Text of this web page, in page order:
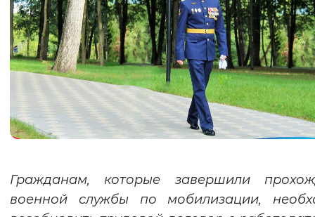
Цвет сайта
Монохромный Инверсивный
Синий фон
Изображения
Включены Выключены
Воспроизвести Остановить
Гражданам, которые завершили
военной службы по мобилизации,